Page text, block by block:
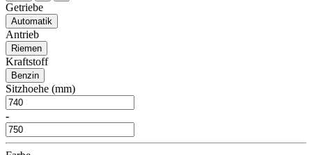
Getriebe
Automatik
Antrieb
Riemen
Kraftstoff
Benzin
Sitzhoehe (mm)
-